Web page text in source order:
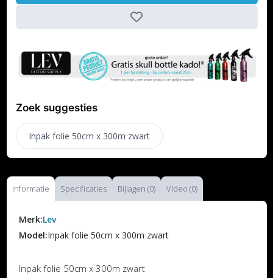
Zoek suggesties
Inpak folie 50cm x 300m zwart
Informatie Specificaties Bijlagen (0) Video (0)
Merk:Lev
Model:Inpak folie 50cm x 300m zwart
Inpak folie 50cm x 300m zwart